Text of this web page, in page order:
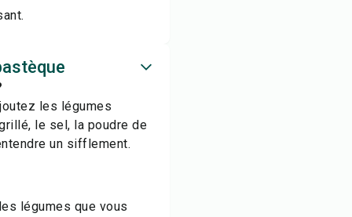
les légumes
le sel, la poudre de
un sifflement.
légumes que vous